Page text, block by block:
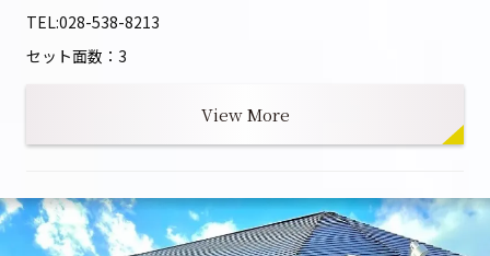
TEL:028-538-8213
セット面数：3
View More